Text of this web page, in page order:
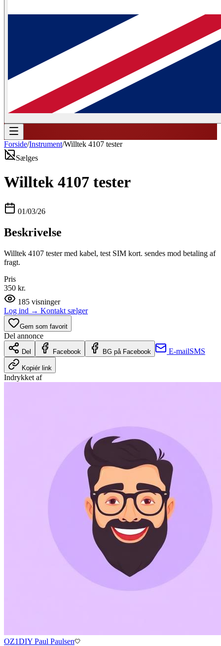
Forside/Instrument/Willtek 4107 tester
Sælges
Willtek 4107 tester
01/03/26
Beskrivelse
Willtek 4107 tester med kabel, test SIM kort. sendes mod betaling af
fragt.
Pris
350 kr.
185 visninger
Log ind → Kontakt sælger
Gem som favorit
Del annonce
Del Facebook BG på Facebook E-mailSMS
Kopiér link
Indrykket af
OZ1DIY Paul Paulsen